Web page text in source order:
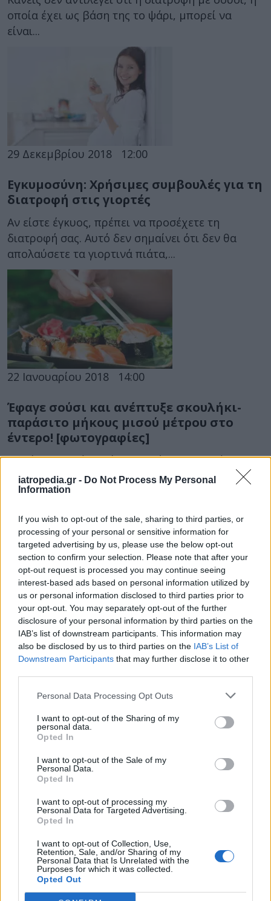
iatropedia.gr - Do Not Process My Personal
Information
If you wish to opt-out of the sale, sharing to third parties, or
processing of your personal or sensitive information for
targeted advertising by us, please use the below opt-out
section to confirm your selection. Please note that after your
opt-out request is processed you may continue seeing
interest-based ads based on personal information utilized by
us or personal information disclosed to third parties prior to
your opt-out. You may separately opt-out of the further
disclosure of your personal information by third parties on the
IAB’s list of downstream participants. This information may
also be disclosed by us to third parties on the IAB’s List of
Downstream Participants that may further disclose it to other
Personal Data Processing Opt Outs
I want to opt-out of the Sharing of my
personal data.
Opted In
I want to opt-out of the Sale of my
Personal Data.
Opted In
I want to opt-out of processing my
Personal Data for Targeted Advertising.
Opted In
I want to opt-out of Collection, Use,
Retention, Sale, and/or Sharing of my
Personal Data that Is Unrelated with the
Purposes for which it was collected.
Opted Out
οποία έχει ως βάση της το ψάρι, μπορεί να
είναι...
29 Δεκεμβρίου 2018 12:00
Εγκυμοσύνη: Χρήσιμες συμβουλές για τη
διατροφή στις γιορτές
Αν είστε έγκυος, πρέπει να προσέχετε τη
διατροφή σας. Αυτό δεν σημαίνει ότι δεν θα
απολαύσετε τα γιορτινά πιάτα,...
22 Ιανουαρίου 2018 14:00
Έφαγε σούσι και ανέπτυξε σκουλήκι-
παράσιτο μήκους μισού μέτρου στο
έντερο! [φωτογραφίες]
Η λοίμωξη από ταινία σκουλήκι (εντερικό
παράσιτο) από την κατανάλωση σούσι είναι
πλέον, περισσότερο από ποτέ άλλοτε, συχνό
13 Μαΐου 2017 16:00
Προσοχή στο σούσι: Για άμεσο κίνδυνο
προειδοποιούν οι επιστήμονες
Προειδοποίηση προς τους λάτρεις του σούσι
απευθύνουν γιατροί στη Βρετανία, οι οποίοι
επισημαίνουν τους κινδύνους από την κατάποση
παρασίτων...
25 Ιουνίου 2013 06:00